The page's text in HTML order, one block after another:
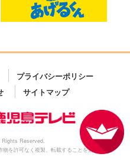
プライバシーポリシー
サイトマップ
Reserved.
を許可なく複製、転載することを禁じます。